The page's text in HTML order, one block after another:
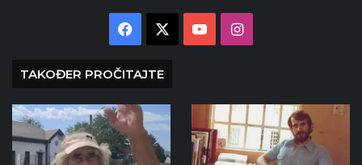
Facebook YouTubeInstagram
TAKOĐER PROČITAJTE